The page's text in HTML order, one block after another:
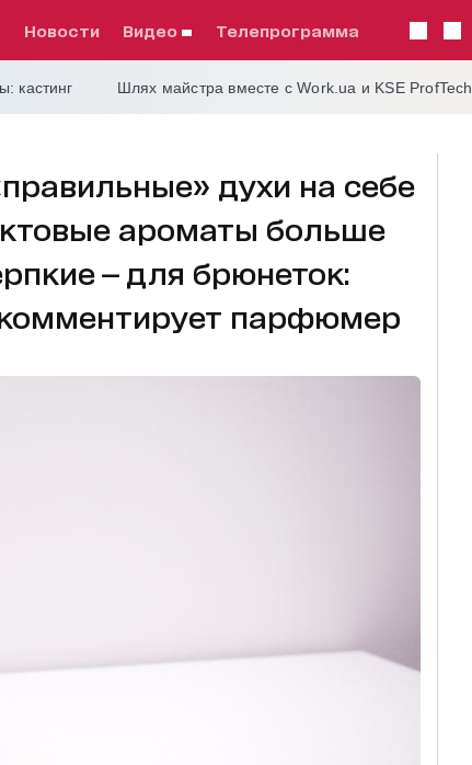
Новости видео телепрограмма
кастинг Шлях майстра вместе с Work.ua и KSE ProfTech
духи на себе
ароматы больше
— для брюнеток:
парфюмер